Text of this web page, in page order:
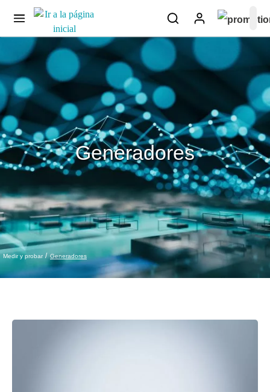
Medir y probar Generadores
Generadores